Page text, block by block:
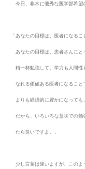
今日、非常に優秀な医学部希望
「あなたの目標は、医者になるこ
あなたの目標は、患者さんにと
精一杯勉強して、学力も人間性
なれる価値ある医者になること
よりも経済的に豊かになっても
だから、いろいろな意味での勉
たら良いですよ。」
少し言葉は違いますが、このよ